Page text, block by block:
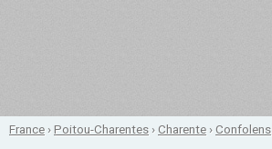
France ›Poitou-Charentes ›Charente ›Confolens